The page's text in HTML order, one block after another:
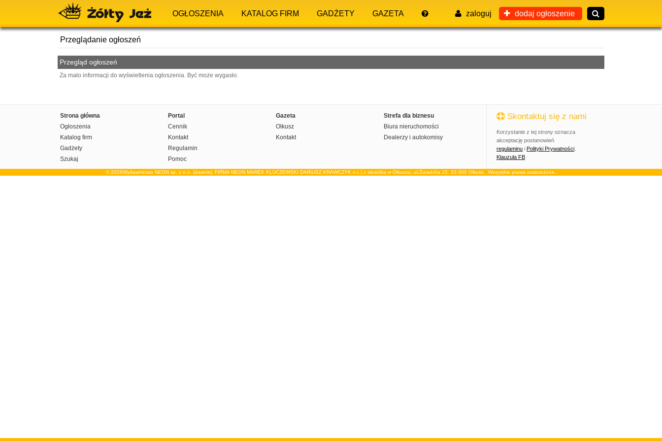
OGŁOSZENIA KATALOG FIRM GADŻETY GAZETA zaloguj dodaj ogłoszenie
Przeglądanie ogłoszeń
Przegląd ogłoszeń
Za mało informacji do wyświetlenia ogłoszenia. Być może wygasło.
Strona główna
Ogłoszenia
Katalog firm
Gadżety
Szukaj
Portal
Cennik
Kontakt
Regulamin
Pomoc
Gazeta
Olkusz
Kontakt
Strefa dla biznesu
Biura nieruchomości
Dealerzy i autokomisy
Skontaktuj się z nami
Korzystanie z tej strony oznacza
akceptację postanowień
regulaminu i Polityki Prywatności
Klauzula FB
© 2026Wydawnictwo NEON sp. z o.o. (dawniej: FIRMA NEON MAREK KLUCZEWSKI DARIUSZ KRAWCZYK s.c.) z siedzibą w Olkuszu, ul.Żuradzka 15, 32-300 Olkusz . Wszystkie prawa zastrzeżone.